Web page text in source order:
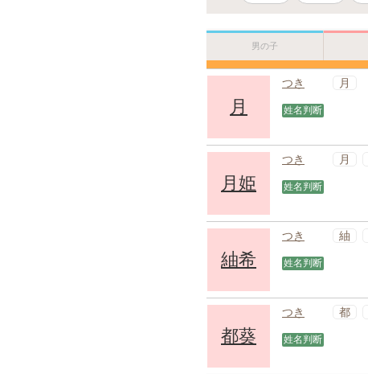
男の子
月
つき 月
姓名判断
月姫
つき 月
姓名判断
紬希
つき 紬
姓名判断
都葵
つき 都
姓名判断